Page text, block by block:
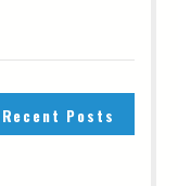
Recent Posts